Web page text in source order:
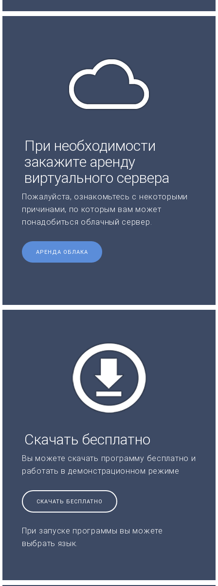
При необходимости
закажите аренду
виртуального сервера
Пожалуйста, ознакомьтесь с некоторыми
причинами, по которым вам может
понадобиться облачный сервер.
АРЕНДА ОБЛАКА
Скачать бесплатно
Вы можете скачать программу бесплатно и
работать в демонстрационном режиме
СКАЧАТЬ БЕСПЛАТНО
При запуске программы вы можете
выбрать язык.